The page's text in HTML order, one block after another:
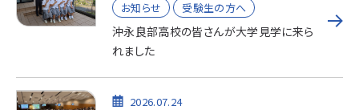
お知らせ
受験生の方へ
沖永良部高校の皆さんが大学見学に来ら
れました
2026.07.24